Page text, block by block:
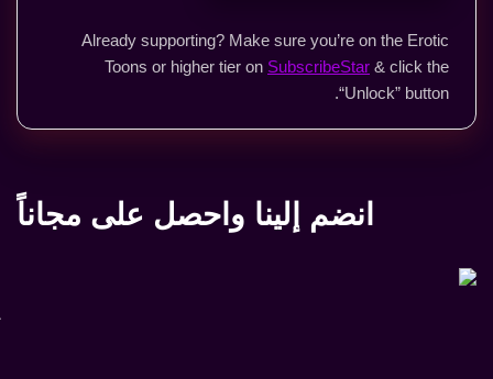
Already supporting? Make sure you’re on the Erotic
Toons or higher tier on SubscribeStar & click the
“Unlock” button.
انضم إلينا واحصل على مجاناً